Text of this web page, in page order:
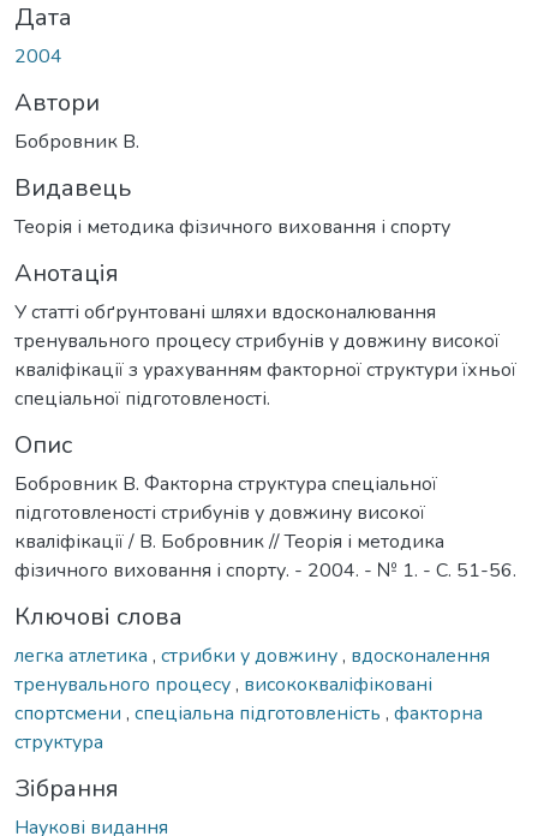
Дата
2004
Автори
Бобровник В.
Видавець
Теорія і методика фізичного виховання і спорту
Анотація
У статті обґрунтовані шляхи вдосконалювання
тренувального процесу стрибунів у довжину високої
кваліфікації з урахуванням факторної структури їхньої
спеціальної підготовленості.
Опис
Бобровник В. Факторна структура спеціальної
підготовленості стрибунів у довжину високої
кваліфікації / В. Бобровник // Теорія і методика
фізичного виховання і спорту. - 2004. - № 1. - С. 51-56.
Ключові слова
легка атлетика , стрибки у довжину, вдосконалення
тренувального процесу, висококваліфіковані
спортсмени , спеціальна підготовленість , факторна
структура
Зібрання
Наукові видання